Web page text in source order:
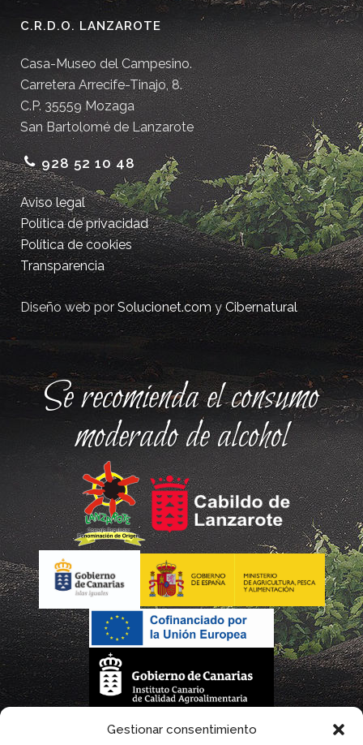
Gestionar consentimiento
C.R.D.O. LANZAROTE
Casa-Museo del Campesino.
Carretera Arrecife-Tinajo, 8.
C.P. 35559 Mozaga
San Bartolomé de Lanzarote
928 52 10 48
Aviso legal
Política de privacidad
Política de cookies
Transparencia
Diseño web porSolucionet.comyCibernatural
Se recomienda el consumo
moderado de alcohol
La gestión de la DOP Lanzarote realizada por este Consejo Regulador es financiada,